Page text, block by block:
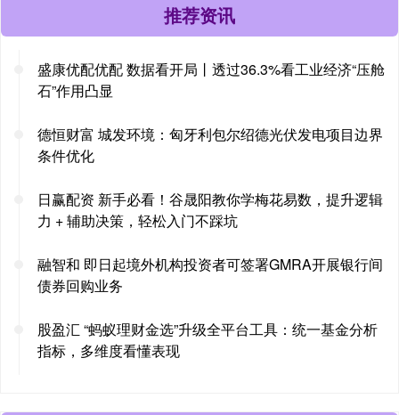
推荐资讯
盛康优配优配 数据看开局丨透过36.3%看工业经济“压舱
石”作用凸显
德恒财富 城发环境：匈牙利包尔绍德光伏发电项目边界
条件优化
日赢配资 新手必看！谷晟阳教你学梅花易数，提升逻辑
力 + 辅助决策，轻松入门不踩坑
融智和 即日起境外机构投资者可签署GMRA开展银行间
债券回购业务
股盈汇 “蚂蚁理财金选”升级全平台工具：统一基金分析
指标，多维度看懂表现